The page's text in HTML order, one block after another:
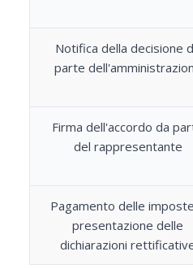
Notifica della decisione
parte
Firma dell'accordo da
del rappresentante
Pagamento delle
presentazione delle
dichiarazioni